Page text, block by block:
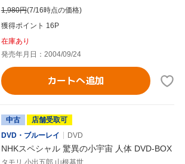
1,980円(7/16時点の価格)
獲得ポイント 16P
在庫あり
発売年月日：2004/09/24
カートへ追加
中古
店舗受取可
DVD・ブルーレイ
DVD
NHKスペシャル 驚異の小宇宙 人体 DVD-BOX
タモリ,小出五郎,山根基世